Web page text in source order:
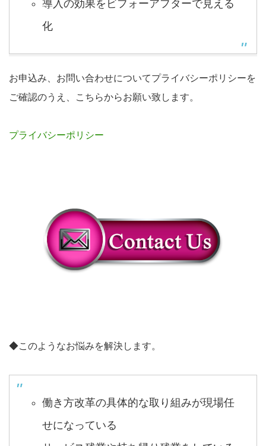
導入の効果をビフォーアフターで見える
化
お申込み、お問い合わせについてプライバシーポリシーを
ご確認のうえ、こちらからお願い致します。
プライバシーポリシー
◆このようなお悩みを解決します。
働き方改革の具体的な取り組みが現場任
せになっている